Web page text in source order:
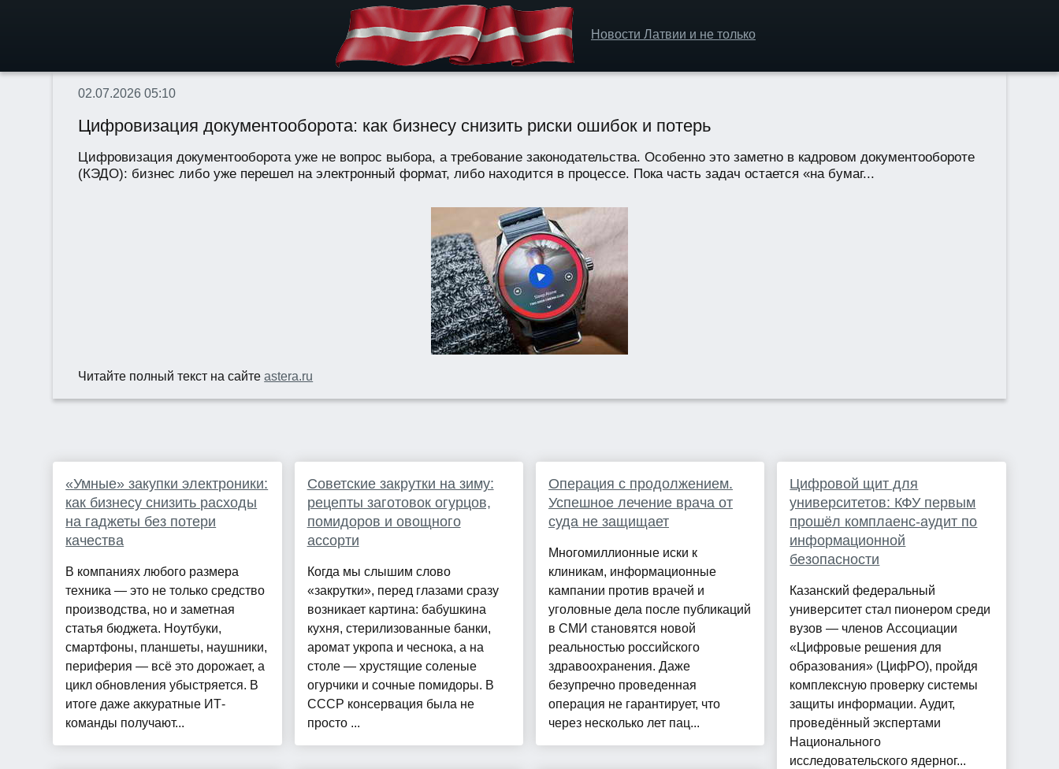
Новости Латвии и не только
02.07.2026 05:10
Цифровизация документооборота: как бизнесу снизить риски ошибок и потерь
Цифровизация документооборота уже не вопрос выбора, а требование законодательства. Особенно это заметно в кадровом документообороте
(КЭДО): бизнес либо уже перешел на электронный формат, либо находится в процессе. Пока часть задач остается «на бумаг...
Читайте полный текст на сайтеastera.ru
«Умные» закупки электроники:
как бизнесу снизить расходы
на гаджеты без потери
качества
В компаниях любого размера
техника — это не только средство
производства, но и заметная
статья бюджета. Ноутбуки,
смартфоны, планшеты, наушники,
периферия — всё это дорожает, а
цикл обновления убыстряется. В
итоге даже аккуратные ИТ-
команды получают...
Советские закрутки на зиму:
рецепты заготовок огурцов,
помидоров и овощного
ассорти
Когда мы слышим слово
«закрутки», перед глазами сразу
возникает картина: бабушкина
кухня, стерилизованные банки,
аромат укропа и чеснока, а на
столе — хрустящие соленые
огурчики и сочные помидоры. В
СССР консервация была не
просто ...
Операция с продолжением.
Успешное лечение врача от
суда не защищает
Многомиллионные иски к
клиникам, информационные
кампании против врачей и
уголовные дела после публикаций
в СМИ становятся новой
реальностью российского
здравоохранения. Даже
безупречно проведенная
операция не гарантирует, что
через несколько лет пац...
Цифровой щит для
университетов: КФУ первым
прошёл комплаенс-аудит по
информационной
безопасности
Казанский федеральный
университет стал пионером среди
вузов — членов Ассоциации
«Цифровые решения для
образования» (ЦифРО), пройдя
комплексную проверку системы
защиты информации. Аудит,
проведённый экспертами
Национального
исследовательского ядерног...